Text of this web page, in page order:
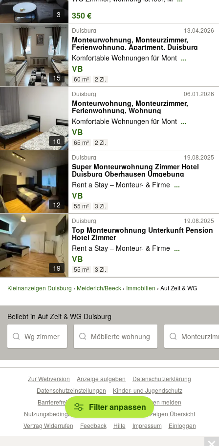
3 350 €
15
Duisburg 13.04.2026
Monteurwohnung, Monteurzimmer,
Ferienwohnung, Apartment, Duisburg
Komfortable Wohnungen für Mont ...
VB
60 m² 2 Zi.
10
Duisburg 06.01.2026
Monteurwohnung, Monteurzimmer,
Ferienwohnung, Wohnung
Komfortable Wohnungen für Mont ...
VB
65 m² 2 Zi.
12
Duisburg 19.08.2025
Super Monteurwohnung Zimmer Hotel
Duisburg Oberhausen Umgebung
Rent a Stay – Monteur- & Firme ...
VB
55 m² 3 Zi.
19
Duisburg 19.08.2025
Top Monteurwohnung Unterkunft Pension
Hotel Zimmer
Rent a Stay – Monteur- & Firme ...
VB
55 m² 3 Zi.
Kleinanzeigen Duisburg Meiderich/Beeck Immobilien Auf Zeit & WG
Beliebt in Auf Zeit & WG Duisburg
Wg zimmer Möblierte wohnung
Filter anpassen
Zur Webversion Anzeige aufgeben
Datenschutzerklärung
Datenschutzeinstellungen
Kinder- und Jugendschutz
Barrierefreiheitserklärung
Sicherheitslücken melden
Nutzungsbedingungen
Beliebte Suchen
Anzeigen Übersicht
Vertrag Widerrufen
Feedback Hilfe Impressum Einloggen